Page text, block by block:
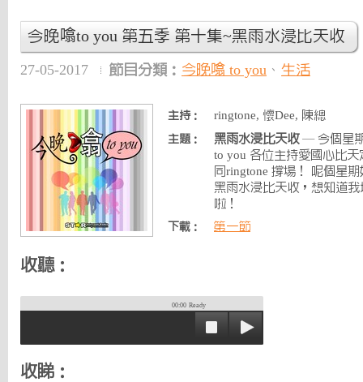
今晚噏to you 第五季 第十集~黑雨水浸比天收
27-05-2017 節目分類： 今晚噏 to you 、 生活
主持： ringtone, 懷Dee, 陳總
主題： 黑雨水浸比天收— 今個星
to you 各位主持愛國心比天
同ringtone 撐場！ 呢個星
黑雨水浸比天收，想知道
啦！
下載： 第一節
收聽：
00:00 Ready
收睇：